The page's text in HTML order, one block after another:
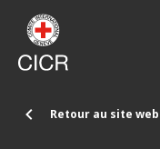
Aller au contenu principal
Retour au site web